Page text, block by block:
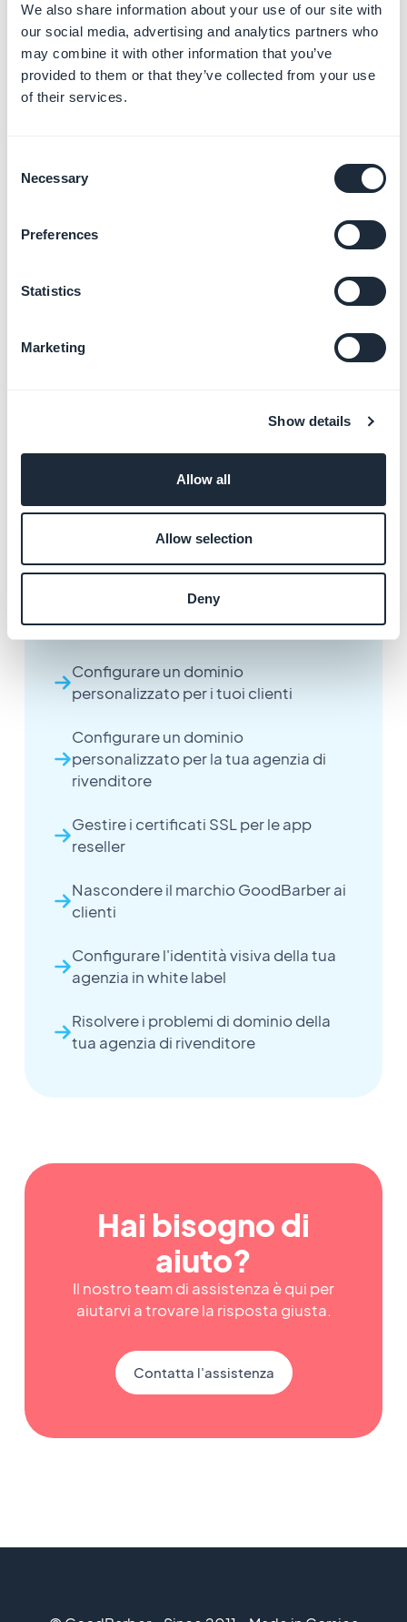
We also share information about your use of our site with
our social media, advertising and analytics partners who
may combine it with other information that you’ve
provided to them or that they’ve collected from your use
of their services.
Selection
Necessary
Preferences
Statistics
Marketing
Show details
Allow all
Allow selection
Deny
Le pagine su cui appare il logo sono indicate con un
logo di GoodBarber. Assicurati che quelle pagine siano
deselezionate e salva le modifiche.
Altri articoli
Configurare un dominio
personalizzato per i tuoi clienti
Configurare un dominio
personalizzato per la tua agenzia di
rivenditore
Gestire i certificati SSL per le app
reseller
Nascondere il marchio GoodBarber ai
clienti
Configurare l'identità visiva della tua
agenzia in white label
Risolvere i problemi di dominio della
tua agenzia di rivenditore
Hai bisogno di
aiuto?
Il nostro team di assistenza è qui per
aiutarvi a trovare la risposta giusta.
Contatta l'assistenza